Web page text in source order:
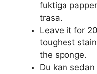
fuktiga
trasa.
Leave it for
toughest
the sponge.
Du kan